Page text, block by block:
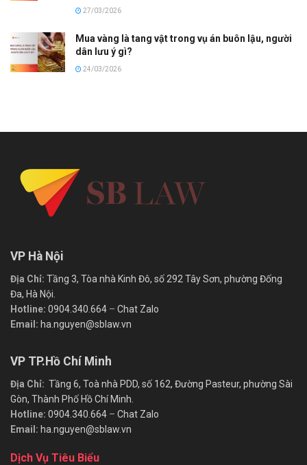
27/03/2026
Mua vàng là tang vật trong vụ án buôn lậu, người
dân lưu ý gì?
24/03/2026
VP Hà Nội
Địa Chỉ: Tầng 3, Tòa nhà Kinh Đô, số 292 Tây Sơn, phường Đống
Đa, Hà Nội.
Hotline: 0904.340.664 – Chat Zalo
Email: ha.nguyen@sblaw.vn
VP TP.Hồ Chí Minh
Địa Chỉ: Tầng 6, Toà nhà PDD, số 162, Đường Pasteur, phường Sài
Gòn, Thành Phố Hồ Chí Minh.
Hotline: 0904.340.664 – Chat Zalo
Email: ha.nguyen@sblaw.vn
Dịch Vụ Tiêu Biểu